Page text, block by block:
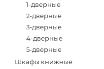
1-дверные
2-дверные
3-дверные
4-дверные
5-дверные
Шкафы книжные